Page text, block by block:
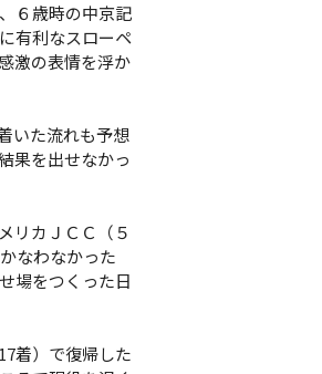
６歳時の中京記
有利なスローペ
激の表情を浮か
いた流れも予想
果を出せなかっ
リカＪＣＣ（５
なわなかった
場をつくった日
着）で復帰した